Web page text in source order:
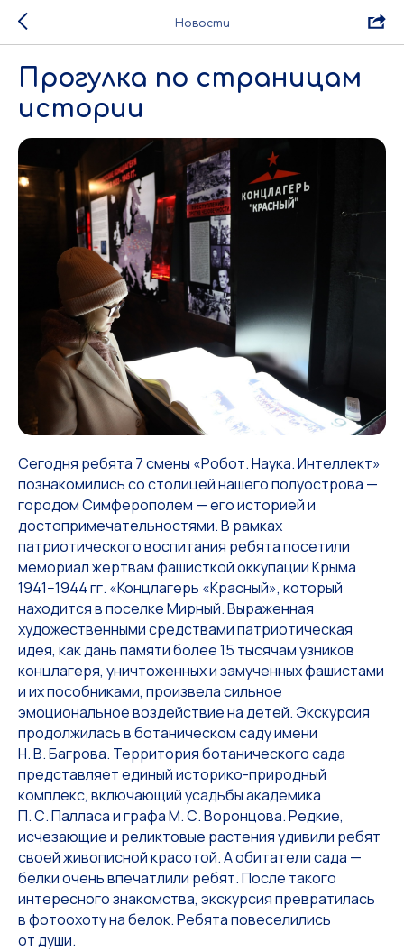
Новости
Прогулка по страницам
истории
Сегодня ребята 7 смены «Робот. Наука. Интеллект»
познакомились со столицей нашего полуострова —
городом Симферополем — его историей и
достопримечательностями. В рамках
патриотического воспитания ребята посетили
мемориал жертвам фашисткой оккупации Крыма
1941−1944 гг. «Концлагерь «Красный», который
находится в поселке Мирный. Выраженная
художественными средствами патриотическая
идея, как дань памяти более 15 тысячам узников
концлагеря, уничтоженных и замученных фашистами
и их пособниками, произвела сильное
эмоциональное воздействие на детей. Экскурсия
продолжилась в ботаническом саду имени
Н. В. Багрова. Территория ботанического сада
представляет единый историко-природный
комплекс, включающий усадьбы академика
П. С. Палласа и графа М. С. Воронцова. Редкие,
исчезающие и реликтовые растения удивили ребят
своей живописной красотой. А обитатели сада —
белки очень впечатлили ребят. После такого
интересного знакомства, экскурсия превратилась
в фотоохоту на белок. Ребята повеселились
от души.